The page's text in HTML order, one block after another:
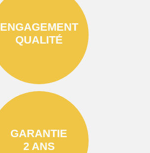
ENGAGEMENT
QUALITÉ
GARANTIE
2 ANS